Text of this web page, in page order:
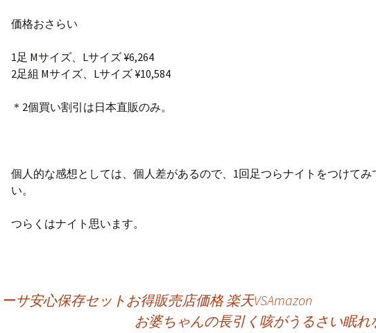
価格おさらい
1足 Mサイズ、Lサイズ ¥6,264
2足組 Mサイズ、Lサイズ ¥10,584
＊2個買い割引は日本直販のみ。
個人的な感想としては、個人差があるので、1回足つらナイトをつけてみ
い。
つらくはナイト思います。
サ安心保存セットお得販売店価格 楽天VSAmazon
お婆ちゃんの長引く咳がうるさい眠